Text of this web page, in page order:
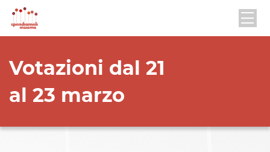
Votazioni dal 21
al 23 marzo